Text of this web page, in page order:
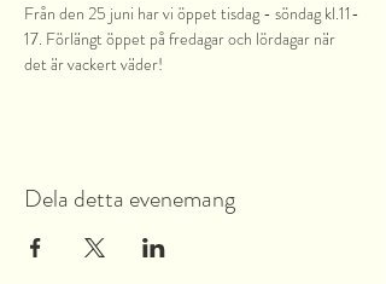
Från den 25 juni har vi öppet tisdag - söndag kl.11-
17. Förlängt öppet på fredagar och lördagar när
det är vackert väder!
Dela detta evenemang